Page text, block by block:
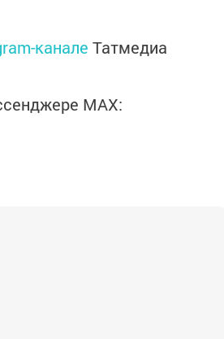
канале Татмедиа
MАХ: